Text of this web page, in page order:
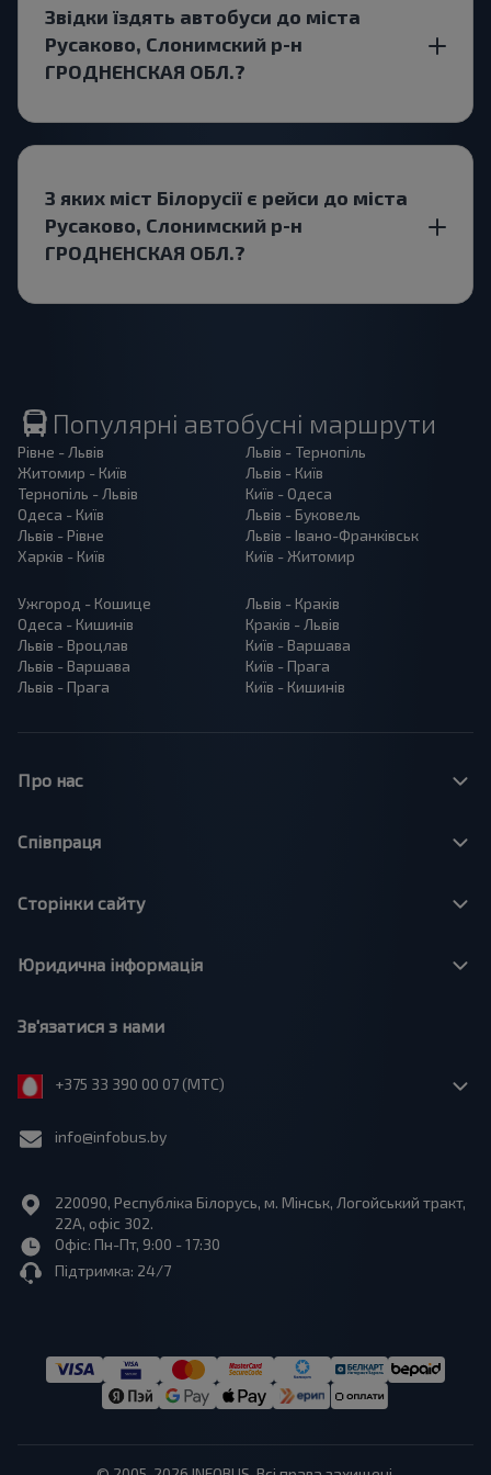
Звідки їздять автобуси до міста
Русаково, Слонимский р-н
ГРОДНЕНСКАЯ ОБЛ.?
З яких міст Білорусії є рейси до міста
Русаково, Слонимский р-н
ГРОДНЕНСКАЯ ОБЛ.?
Популярні автобусні маршрути
Рівне - Львів
Житомир - Київ
Тернопіль - Львів
Одеса - Київ
Львів - Рівне
Харків - Київ
Львів - Тернопіль
Львів - Київ
Київ - Одеса
Львів - Буковель
Львів - Івано-Франківськ
Київ - Житомир
Ужгород - Кошице
Одеса - Кишинів
Львів - Вроцлав
Львів - Варшава
Львів - Прага
Львів - Краків
Краків - Львів
Київ - Варшава
Київ - Прага
Київ - Кишинів
Про нас
Співпраця
Сторінки сайту
Юридична інформація
Зв'язатися з нами
+375 33 390 00 07 (МТС)
info@infobus.by
220090, Республіка Білорусь, м. Мінськ, Логойський тракт,
22А, офіс 302.
Офіс: Пн-Пт, 9:00 - 17:30
Підтримка: 24/7